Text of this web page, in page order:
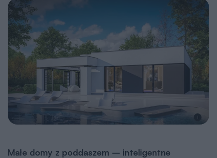
i
Małe domy z poddaszem – inteligentne